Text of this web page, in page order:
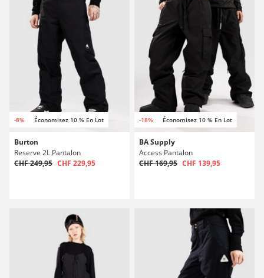
-8% Économisez 10 % En Lot
Burton
Reserve 2L Pantalon
CHF 249,95 CHF 229,95
-18% Économisez 10 % En Lot
BA Supply
Access Pantalon
CHF 169,95 CHF 139,95